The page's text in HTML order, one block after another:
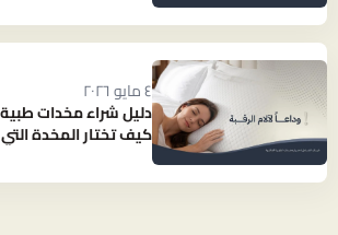
٤ مايو ٢٠٢٦
دليل شراء مخدات
كيف تختار المخدة